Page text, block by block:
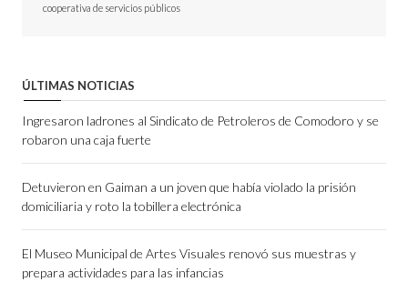
cooperativa de servicios públicos
ÚLTIMAS NOTICIAS
Ingresaron ladrones al Sindicato de Petroleros de Comodoro y se
robaron una caja fuerte
Detuvieron en Gaiman a un joven que había violado la prisión
domiciliaria y roto la tobillera electrónica
El Museo Municipal de Artes Visuales renovó sus muestras y
prepara actividades para las infancias